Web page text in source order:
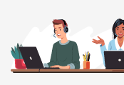
BESTEL NU